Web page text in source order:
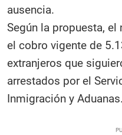
ausencia.
Según la propuesta, el
el cobro vigente de
extranjeros que
arrestados por el
Inmigración y Aduanas.